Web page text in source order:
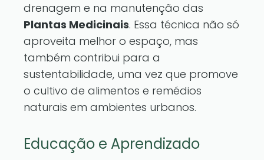
drenagem e na manutenção das
Plantas Medicinais. Essa técnica não só
aproveita melhor o espaço, mas
também contribui para a
sustentabilidade, uma vez que promove
o cultivo de alimentos e remédios
naturais em ambientes urbanos.
Educação e Aprendizado